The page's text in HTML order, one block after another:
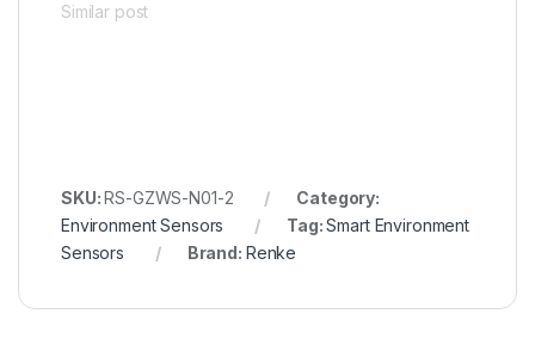
Similar post
SKU:RS-GZWS-N01-2
Category:
Environment Sensors
Tag:Smart Environment
Sensors
Brand: Renke